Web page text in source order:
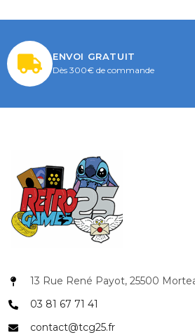
ENVOI GRATUIT
Dès 300€ de commande
13 Rue René Payot, 25500
03 81 67 71 41
contact@tcg25.fr
COUPONX0174086659